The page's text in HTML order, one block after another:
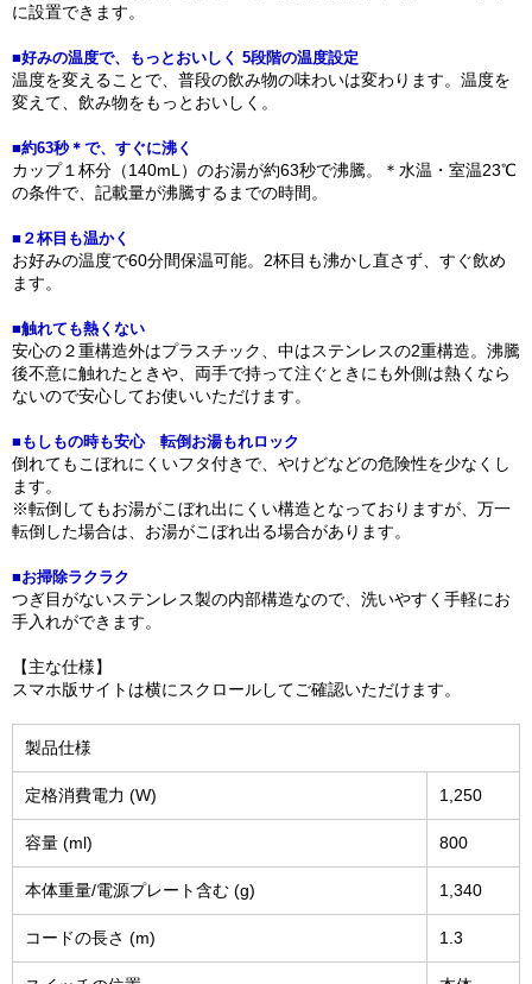
に設置できます。
■好みの温度で、もっとおいしく 5段階の温度設定
温度を変えることで、普段の飲み物の味わいは変わります。温度を
変えて、飲み物をもっとおいしく。
■約63秒＊で、すぐに沸く
カップ１杯分（140mL）のお湯が約63秒で沸騰。＊水温・室温23℃
の条件で、記載量が沸騰するまでの時間。
■２杯目も温かく
お好みの温度で60分間保温可能。2杯目も沸かし直さず、すぐ飲め
ます。
■触れても熱くない
安心の２重構造外はプラスチック、中はステンレスの2重構造。沸騰
後不意に触れたときや、両手で持って注ぐときにも外側は熱くなら
ないので安心してお使いいただけます。
■もしもの時も安心 転倒お湯もれロック
倒れてもこぼれにくいフタ付きで、やけどなどの危険性を少なくし
ます。
※転倒してもお湯がこぼれ出にくい構造となっておりますが、万一
転倒した場合は、お湯がこぼれ出る場合があります。
■お掃除ラクラク
つぎ目がないステンレス製の内部構造なので、洗いやすく手軽にお
手入れができます。
【主な仕様】
スマホ版サイトは横にスクロールしてご確認いただけます。
製品仕様
定格消費電力 (W) 1,250
容量 (ml) 800
本体重量/電源プレート含む (g) 1,340
コードの長さ (m) 1.3